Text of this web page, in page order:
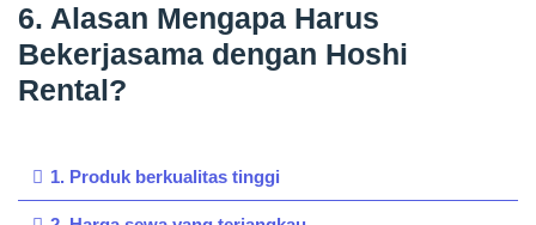
6. Alasan Mengapa Harus
Bekerjasama dengan Hoshi
Rental?
1. Produk berkualitas tinggi